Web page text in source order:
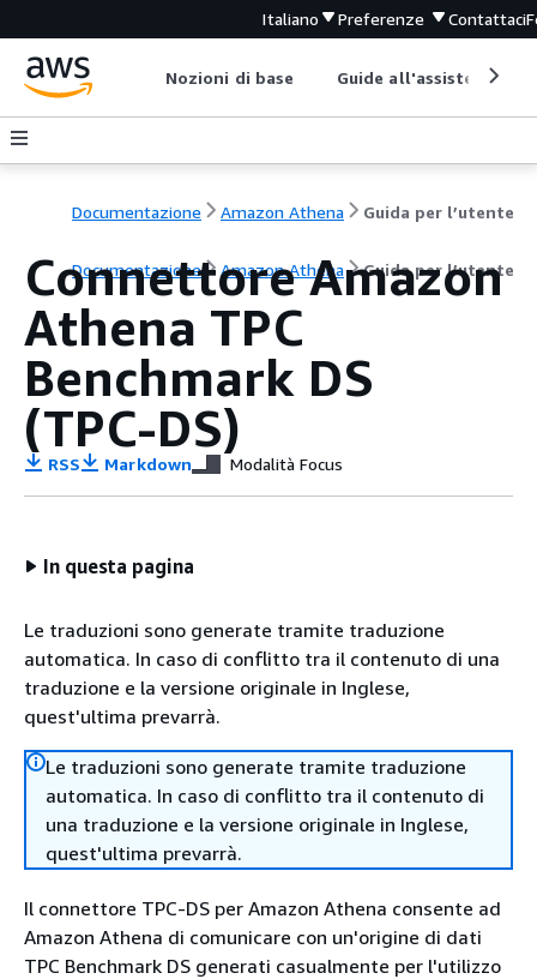
Italiano Preferenze Contattaci
Nozioni di base Guide all'assistenza
Documentazione Amazon Athena Guida per l’utente
Documentazione Amazon Athena Guida per l’utente
Connettore Amazon
Athena TPC
Benchmark DS
(TPC-DS)
RSS Markdown Modalità Focus
In questa pagina
Le traduzioni sono generate tramite traduzione
automatica. In caso di conflitto tra il contenuto di una
traduzione e la versione originale in Inglese,
quest'ultima prevarrà.
Le traduzioni sono generate tramite traduzione
automatica. In caso di conflitto tra il contenuto di
una traduzione e la versione originale in Inglese,
quest'ultima prevarrà.
Il connettore TPC-DS per Amazon Athena consente ad
Amazon Athena di comunicare con un'origine di dati
TPC Benchmark DS generati casualmente per l'utilizzo